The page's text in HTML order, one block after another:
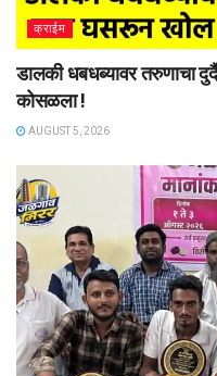
क्राईम
डालकी धबधब्यावर तरुणाचा
कोसळला !
AUGUST 5, 2026